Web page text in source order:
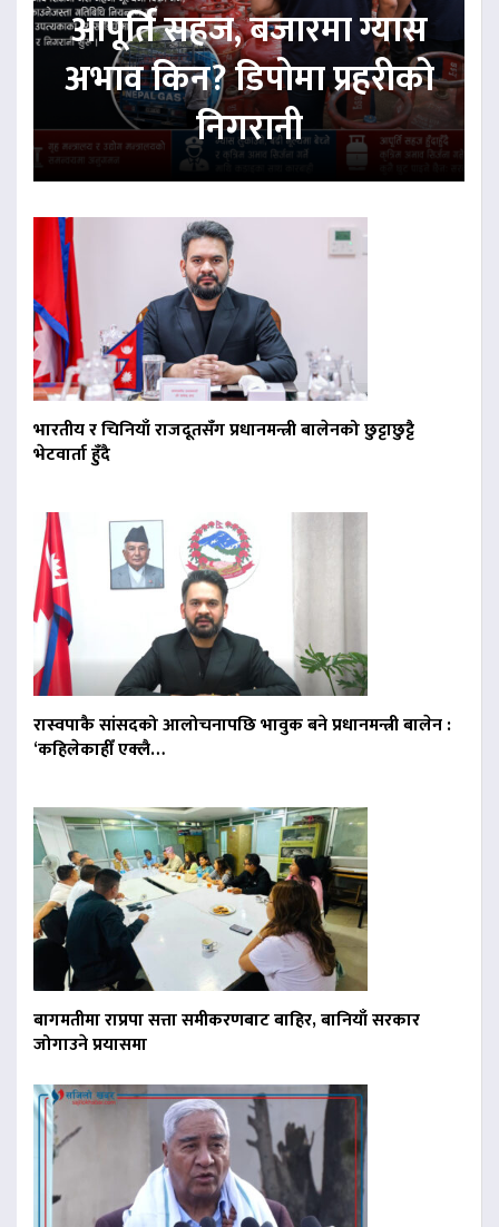
आपूर्ति सहज, बजारमा ग्यास
अभाव किन? डिपोमा प्रहरीको
निगरानी
भारतीय र चिनियाँ राजदूतसँग प्रधानमन्त्री बालेनको छुट्टाछुट्टै
भेटवार्ता हुँदै
रास्वपाकै सांसदको आलोचनापछि भावुक बने प्रधानमन्त्री बालेन :
‘कहिलेकाहीँ एक्लै…
बागमतीमा राप्रपा सत्ता समीकरणबाट बाहिर, बानियाँ सरकार
जोगाउने प्रयासमा